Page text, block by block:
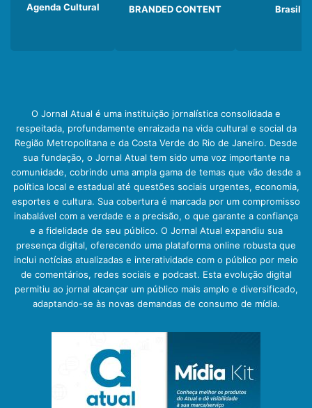
Agenda Cultural BRANDED CONTENT Brasil
O Jornal Atual é uma instituição jornalística consolidada e
respeitada, profundamente enraizada na vida cultural e social da
Região Metropolitana e da Costa Verde do Rio de Janeiro. Desde
sua fundação, o Jornal Atual tem sido uma voz importante na
comunidade, cobrindo uma ampla gama de temas que vão desde a
política local e estadual até questões sociais urgentes, economia,
esportes e cultura. Sua cobertura é marcada por um compromisso
inabalável com a verdade e a precisão, o que garante a confiança
e a fidelidade de seu público. O Jornal Atual expandiu sua
presença digital, oferecendo uma plataforma online robusta que
inclui notícias atualizadas e interatividade com o público por meio
de comentários, redes sociais e podcast. Esta evolução digital
permitiu ao jornal alcançar um público mais amplo e diversificado,
adaptando-se às novas demandas de consumo de mídia.